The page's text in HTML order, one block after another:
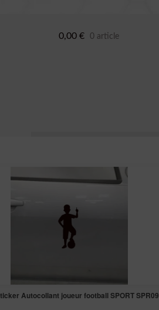
0,00 € 0 article
Autocollant joueur football SPORT SPR09